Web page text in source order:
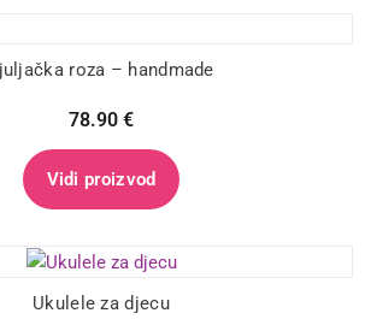
roza – handmade
78.90 €
Vidi proizvod
Ukulele za djecu